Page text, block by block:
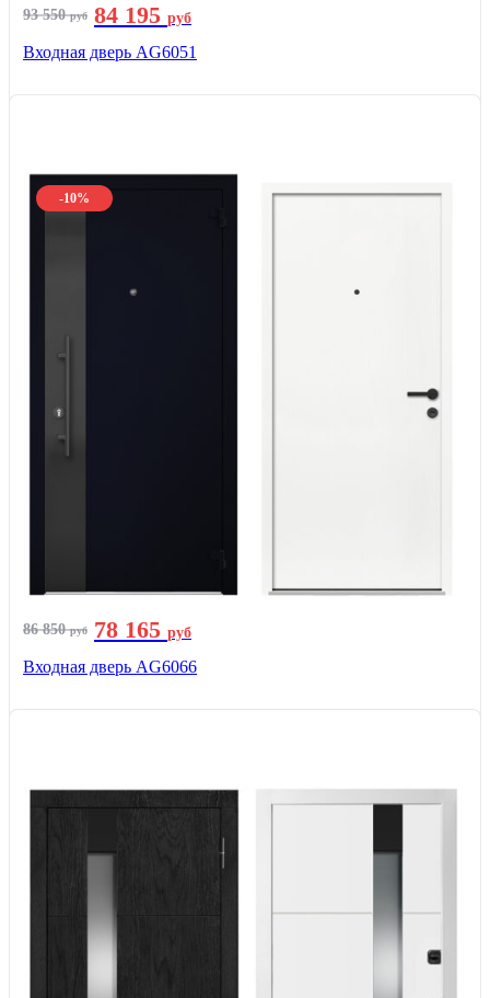
93 550руб 84 195 руб
Входная дверь AG6051
-10%
86 850руб 78 165 руб
Входная дверь AG6066